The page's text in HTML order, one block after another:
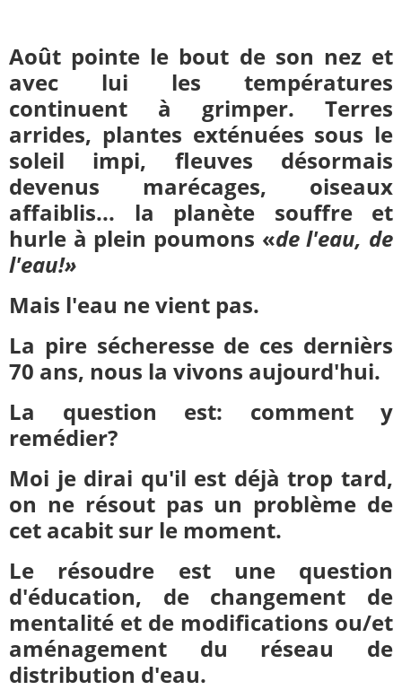
Août pointe le bout de son nez et
avec lui les températures
continuent à grimper. Terres
arrides, plantes exténuées sous le
soleil impi, fleuves désormais
devenus marécages, oiseaux
affaiblis... la planète souffre et
hurle à plein poumons «de l'eau, de
l'eau!»
Mais l'eau ne vient pas.
La pire sécheresse de ces dernièrs
70 ans, nous la vivons aujourd'hui.
La question est: comment y
remédier?
Moi je dirai qu'il est déjà trop tard,
on ne résout pas un problème de
cet acabit sur le moment.
Le résoudre est une question
d'éducation, de changement de
mentalité et de modifications ou/et
aménagement du réseau de
distribution d'eau.